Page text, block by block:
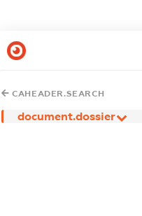
CAHEADER.SEARCH
document.dossier